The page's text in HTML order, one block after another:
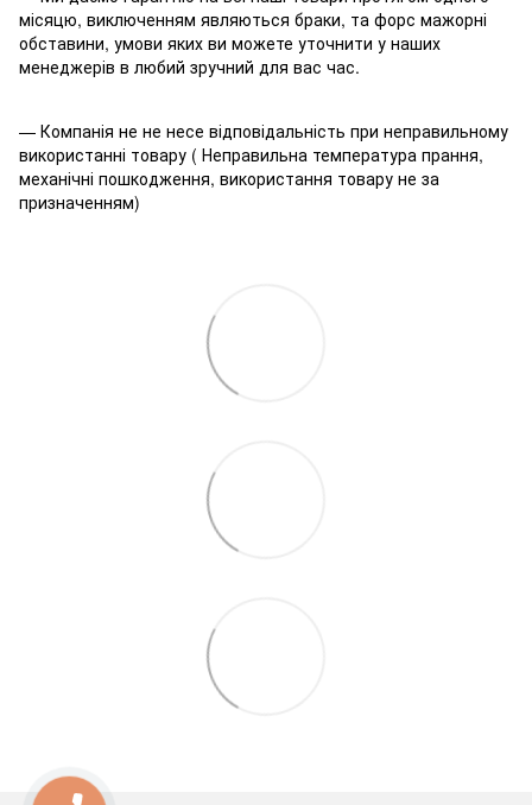
місяцю, виключенням являються браки, та форс мажорні
обставини, умови яких ви можете уточнити у наших
менеджерів в любий зручний для вас час.
— Компанія не не несе відповідальність при неправильному
використанні товару ( Неправильна температура прання,
механічні пошкодження, використання товару не за
призначенням)